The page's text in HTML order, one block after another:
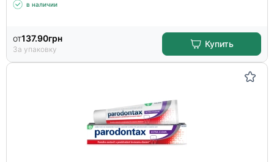
в наличии
от137.90грн
За упаковку
Купить